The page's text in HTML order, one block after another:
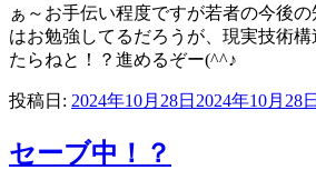
ぁ～お手伝い程度ですが若者の今後
はお勉強してるだろうが、現実技術
たらねと！？進めるぞー(^^♪
投稿日: 2024年10月28日 2024年10月28日
セーブ中！？